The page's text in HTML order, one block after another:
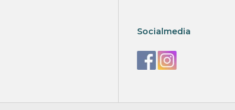
Socialmedia